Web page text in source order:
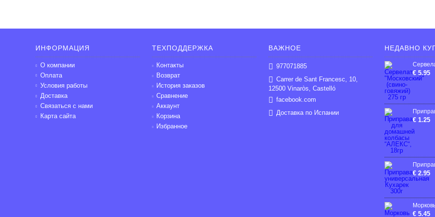
ИНФОРМАЦИЯ
О компании
Оплата
Условия работы
Доставка
Связаться с нами
Карта сайта
ТЕХПОДДЕРЖКА
Контакты
Возврат
История заказов
Сравнение
Аккаунт
Корзина
Избранное
ВАЖНОЕ
977071885
Carrer de Sant Francesc, 10,
12500 Vinaròs, Castelló
facebook.com
Доставка по Испании
НЕДАВНО
€ 5.95
€ 1.25
€ 2.95
€ 5.45